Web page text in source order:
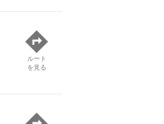
ルート
を見る